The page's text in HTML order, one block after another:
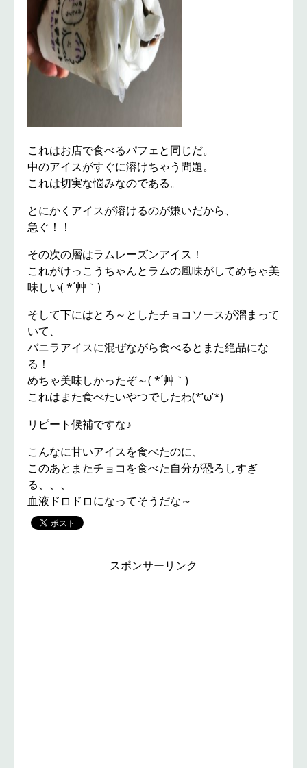
これはお店で食べるパフェと同じだ。
中のアイスがすぐに溶けちゃう問題。
これは切実な悩みなのである。
とにかくアイスが溶けるのが嫌いだから、
急ぐ！！
その次の層はラムレーズンアイス！
これがけっこうちゃんとラムの風味がしてめちゃ美
味しい( *´艸｀)
そして下にはとろ～としたチョコソースが溜まって
いて、
バニラアイスに混ぜながら食べるとまた絶品にな
る！
めちゃ美味しかったぞ～( *´艸｀)
これはまた食べたいやつでしたわ(*’ω’*)
リピート候補ですな♪
こんなに甘いアイスを食べたのに、
このあとまたチョコを食べた自分が恐ろしすぎ
る、、、
血液ドロドロになってそうだな～
スポンサーリンク